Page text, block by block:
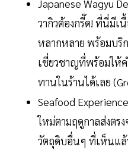
Japanese Wagyu
วากิวต้องกรี๊ด! ที่นี่มีเ
หลากหลาย พร้อมบริ
เชี่ยวชาญที่พร้อมให้
ทานในร้านได้เลย
Seafood
ใหม่ตามฤดูกาลส่งต
วัตถุดิบอื่นๆ ที่เห็นแล้